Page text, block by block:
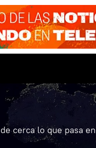
cerca lo que pasa en